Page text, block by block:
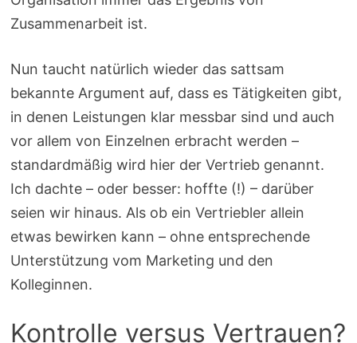
Zusammenarbeit ist.
Nun taucht natürlich wieder das sattsam
bekannte Argument auf, dass es Tätigkeiten gibt,
in denen Leistungen klar messbar sind und auch
vor allem von Einzelnen erbracht werden –
standardmäßig wird hier der Vertrieb genannt.
Ich dachte – oder besser: hoffte (!) – darüber
seien wir hinaus. Als ob ein Vertriebler allein
etwas bewirken kann – ohne entsprechende
Unterstützung vom Marketing und den
Kolleginnen.
Kontrolle versus Vertrauen?